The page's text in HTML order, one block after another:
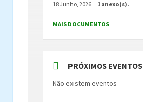
18 Junho, 2026 1 anexo(s).
MAIS DOCUMENTOS
PRÓXIMOS EVENTOS
Não existem eventos